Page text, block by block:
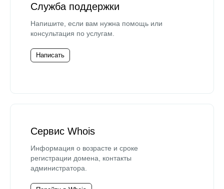
Служба поддержки
Напишите, если вам нужна помощь или
консультация по услугам.
Написать
Сервис Whois
Информация о возрасте и сроке
регистрации домена, контакты
администратора.